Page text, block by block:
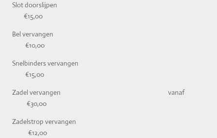
Slot doorslijpen
€15,00
Bel vervangen
€10,00
Snelbinders vervangen
€15,00
Zadel vervangen vanaf
€30,00
Zadelstrop vervangen
€12,00